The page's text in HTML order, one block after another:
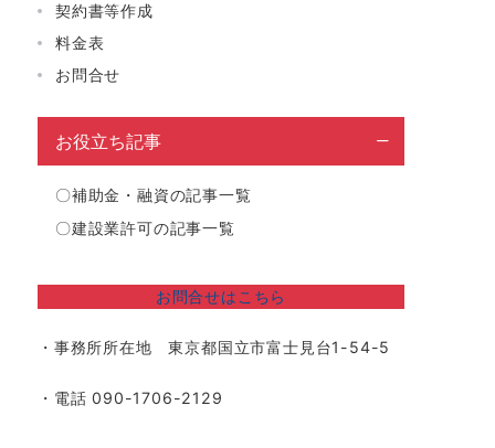
契約書等作成
料金表
お問合せ
お役立ち記事
〇補助金・融資の記事一覧
〇建設業許可の記事一覧
お問合せはこちら
・事務所所在地 東京都国立市富士見台1-54-5
・電話 090-1706-2129